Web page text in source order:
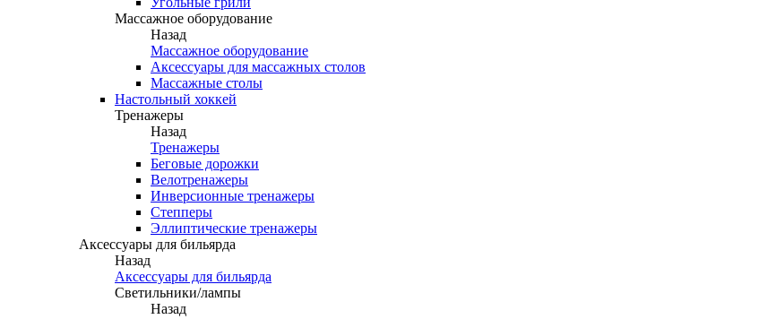
Массажное оборудование
Назад
Массажное оборудование
Аксессуары для массажных столов
Массажные столы
Настольный хоккей
Тренажеры
Назад
Тренажеры
Беговые дорожки
Велотренажеры
Инверсионные тренажеры
Степперы
Эллиптические тренажеры
Аксессуары для бильярда
Назад
Аксессуары для бильярда
Светильники/лампы
Назад